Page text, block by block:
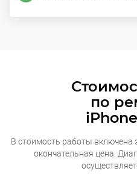
по
В стоимость работы включена
окончательная цена.